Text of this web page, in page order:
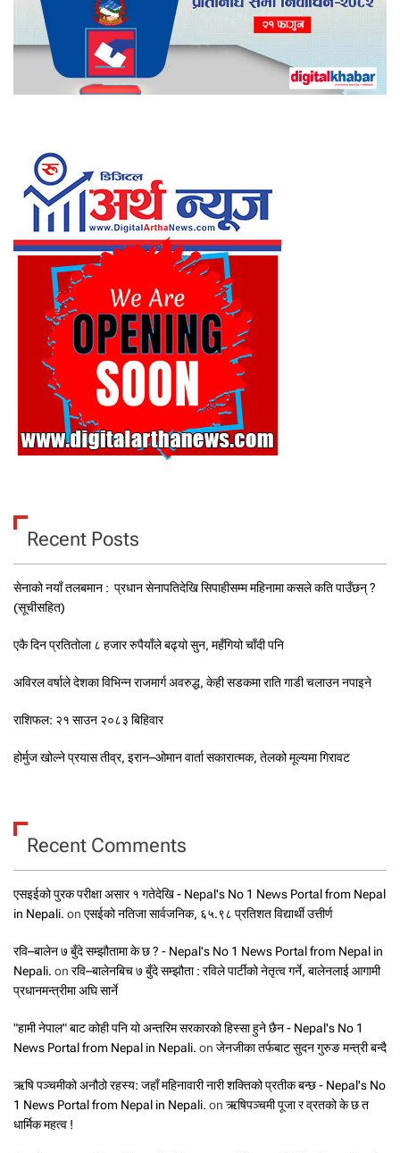
Recent Posts
सेनाको नयाँ तलबमान : प्रधान सेनापतिदेखि सिपाहीसम्म महिनामा कसले कति पाउँछन् ?
(सूचीसहित)
एकै दिन प्रतितोला ८ हजार रुपैयाँले बढ्यो सुन, महँगियो चाँदी पनि
अविरल वर्षाले देशका विभिन्न राजमार्ग अवरुद्ध, केही सडकमा राति गाडी चलाउन नपाइने
राशिफल: २१ साउन २०८३ बिहिवार
होर्मुज खोल्ने प्रयास तीव्र, इरान–ओमान वार्ता सकारात्मक, तेलको मूल्यमा गिरावट
Recent Comments
एसइईको पुरक परीक्षा असार १ गतेदेखि - Nepal's No 1 News Portal from Nepal
in Nepali. on एसईको नतिजा सार्वजनिक, ६५.९८ प्रतिशत विद्यार्थी उत्तीर्ण
रवि–बालेन ७ बुँदे सम्झौतामा के छ ? - Nepal's No 1 News Portal from Nepal in
Nepali. on रवि–बालेनबिच ७ बुँदे सम्झौता : रविले पार्टीको नेतृत्व गर्ने, बालेनलाई आगामी
प्रधानमन्त्रीमा अघि सार्ने
"हामी नेपाल" बाट कोही पनि यो अन्तरिम सरकारको हिस्सा हुने छैन - Nepal's No 1
News Portal from Nepal in Nepali. on जेनजीका तर्फबाट सुदन गुरुङ मन्त्री बन्दै
ऋषि पञ्चमीको अनौठो रहस्य: जहाँ महिनावारी नारी शक्तिको प्रतीक बन्छ - Nepal's No
1 News Portal from Nepal in Nepali. on ऋषिपञ्चमी पूजा र व्रतको के छ त
धार्मिक महत्व !